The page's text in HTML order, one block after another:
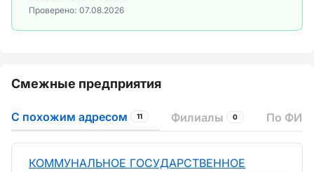
Проверено: 07.08.2026
Смежные предприятия
С похожим адресом 11 Филиалы 0 По ФИО
КОММУНАЛЬНОЕ ГОСУДАРСТВЕННОЕ